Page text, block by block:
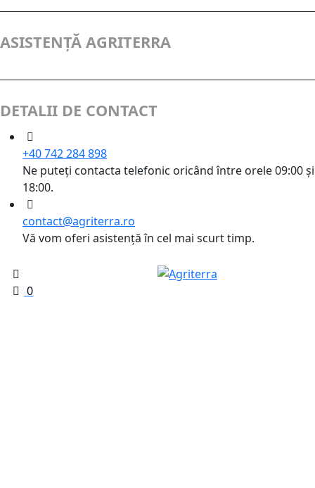
ASISTENȚĂ AGRITERRA
DETALII DE CONTACT
+40 742 284 898
Ne puteți contacta telefonic oricând între orele 09:00 și
18:00.
contact@agriterra.ro
Vă vom oferi asistență în cel mai scurt timp.
0